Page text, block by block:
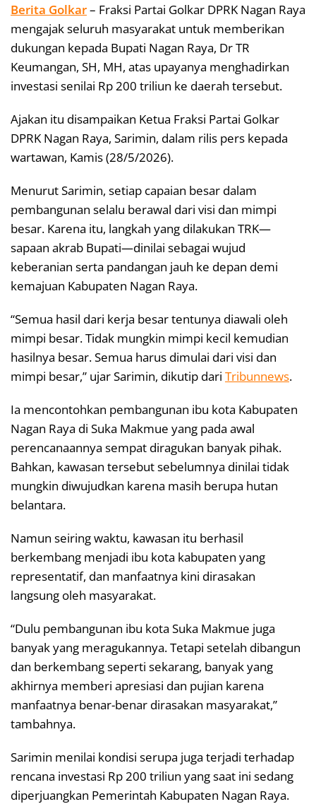
Berita Golkar– Fraksi Partai Golkar DPRK Nagan Raya
mengajak seluruh masyarakat untuk memberikan
dukungan kepada Bupati Nagan Raya, Dr TR
Keumangan, SH, MH, atas upayanya menghadirkan
investasi senilai Rp 200 triliun ke daerah tersebut.
Ajakan itu disampaikan Ketua Fraksi Partai Golkar
DPRK Nagan Raya, Sarimin, dalam rilis pers kepada
wartawan, Kamis (28/5/2026).
Menurut Sarimin, setiap capaian besar dalam
pembangunan selalu berawal dari visi dan mimpi
besar. Karena itu, langkah yang dilakukan TRK—
sapaan akrab Bupati—dinilai sebagai wujud
keberanian serta pandangan jauh ke depan demi
kemajuan Kabupaten Nagan Raya.
“Semua hasil dari kerja besar tentunya diawali oleh
mimpi besar. Tidak mungkin mimpi kecil kemudian
hasilnya besar. Semua harus dimulai dari visi dan
mimpi besar,” ujar Sarimin, dikutip dari Tribunnews.
Ia mencontohkan pembangunan ibu kota Kabupaten
Nagan Raya di Suka Makmue yang pada awal
perencanaannya sempat diragukan banyak pihak.
Bahkan, kawasan tersebut sebelumnya dinilai tidak
mungkin diwujudkan karena masih berupa hutan
belantara.
Namun seiring waktu, kawasan itu berhasil
berkembang menjadi ibu kota kabupaten yang
representatif, dan manfaatnya kini dirasakan
langsung oleh masyarakat.
“Dulu pembangunan ibu kota Suka Makmue juga
banyak yang meragukannya. Tetapi setelah dibangun
dan berkembang seperti sekarang, banyak yang
akhirnya memberi apresiasi dan pujian karena
manfaatnya benar-benar dirasakan masyarakat,”
tambahnya.
Sarimin menilai kondisi serupa juga terjadi terhadap
rencana investasi Rp 200 triliun yang saat ini sedang
diperjuangkan Pemerintah Kabupaten Nagan Raya.